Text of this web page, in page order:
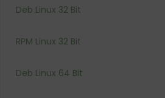
Deb Linux 32 Bit
RPM Linux 32 Bit
Deb Linux 64 Bit